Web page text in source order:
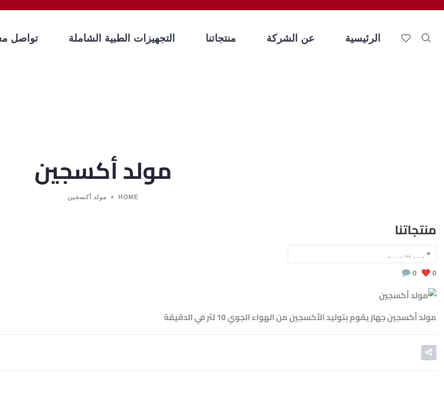
تواصل التجهيزات الطبية الشاملة منتجاتنا عن الشركة الرئيسية
مولد أكسجين
HOME مولد أكسجين
منتجاتنا
0 0
مولد أكسجين جهاز يقوم بتوليد الأكسجين من الهواء الجوي 10 لتر في الدقيقة